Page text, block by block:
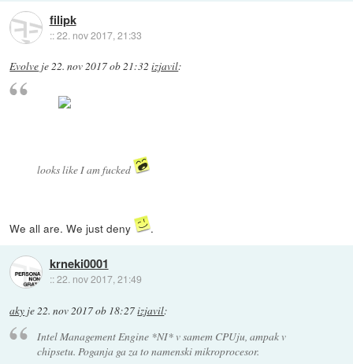
filipk
::22. nov 2017, 21:33
Evolve je22. nov 2017 ob 21:32 izjavil:
looks like I am fucked
We all are. We just deny .
krneki0001
::22. nov 2017, 21:49
aky je22. nov 2017 ob 18:27izjavil:
Intel Management Engine *NI* v samem CPUju, ampak v
chipsetu. Poganja ga za to namenski mikroprocesor.